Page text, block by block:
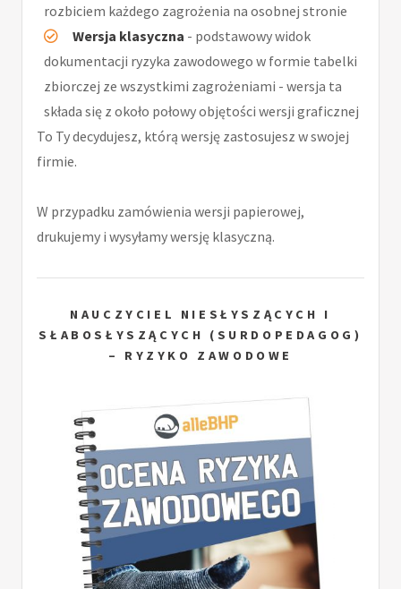
rozbiciem każdego zagrożenia na osobnej stronie
Wersja klasyczna - podstawowy widok
dokumentacji ryzyka zawodowego w formie tabelki
zbiorczej ze wszystkimi zagrożeniami - wersja ta
składa się z około połowy objętości wersji graficznej
To Ty decydujesz, którą wersję zastosujesz w swojej
firmie.
W przypadku zamówienia wersji papierowej,
drukujemy i wysyłamy wersję klasyczną.
NAUCZYCIEL NIESŁYSZĄCYCH I
SŁABOSŁYSZĄCYCH (SURDOPEDAGOG)
– RYZYKO ZAWODOWE